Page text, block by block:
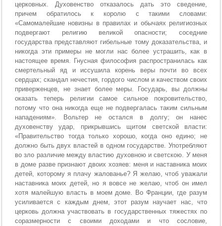
церковных. Духовенство отказалось дать это сведение,
причем обратилось к королю с такими словами:
«Самомалейшие новизны в правилах и обычаях религиозных
подвергают религию великой опасности; соседние
государства представляют гибельные тому доказательства, и
никогда эти примеры не могли нас более устрашить, как в
настоящее время. Гнусная философия распространилась как
смертельный яд и иссушила корень веры почти во всех
сердцах; скандал нечестия, гордого числом и качеством своих
приверженцев, не знает более меры. Государь, вы должны
оказать теперь религии самое сильное покровительство,
потому что она никогда еще не подвергалась таким сильным
нападениям». Вольтер не остался в долгу; он нанес
духовенству удар, прикрывшись щитом светской власти:
«Правительство тогда только хорошо, когда оно едино; не
должно быть двух властей в одном государстве. Употребляют
во зло различие между властию духовною и светскою. У меня
в доме разве признают двоих хозяев: меня и наставника моих
детей, которому я плачу жалованье? Я желаю, чтоб уважали
наставника моих детей, но я вовсе не желаю, чтоб он имел
хотя малейшую власть в моем доме. Во Франции, где разум
усиливается с каждым днем, этот разум научает нас, что
церковь должна участвовать в государственных тяжестях по
соразмерности с своими доходами и что сословие,